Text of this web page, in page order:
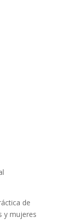
de
y mujeres